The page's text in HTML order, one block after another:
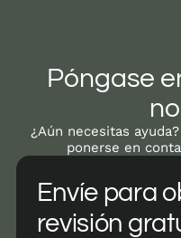
Póngase
¿Aún necesitas
ponerse en
Envíe para
revisión